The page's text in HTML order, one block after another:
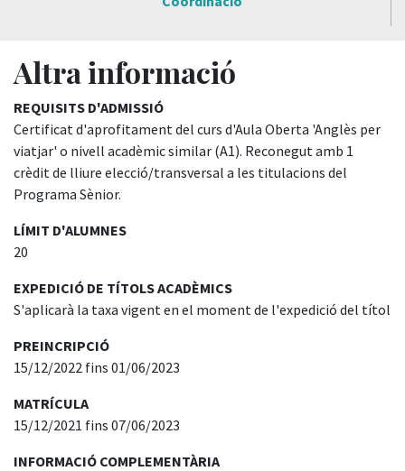
Altra informació
REQUISITS D'ADMISSIÓ
Certificat d'aprofitament del curs d'Aula Oberta 'Anglès per
viatjar' o nivell acadèmic similar (A1). Reconegut amb 1
crèdit de lliure elecció/transversal a les titulacions del
Programa Sènior.
LÍMIT D'ALUMNES
20
EXPEDICIÓ DE TÍTOLS ACADÈMICS
S'aplicarà la taxa vigent en el moment de l'expedició del títol
PREINCRIPCIÓ
15/12/2022 fins 01/06/2023
MATRÍCULA
15/12/2021 fins 07/06/2023
INFORMACIÓ COMPLEMENTÀRIA